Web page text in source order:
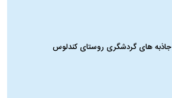
جاذبه های گردشگری روستای کندلوس